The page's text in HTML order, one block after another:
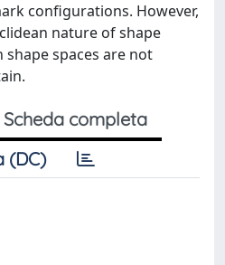
configurations. However,
nature of shape
spaces are not
Scheda completa
(DC)